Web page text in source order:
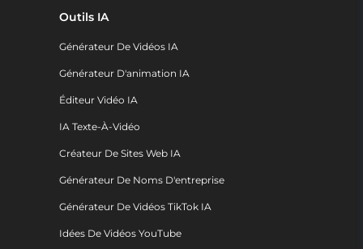
Outils IA
Générateur De Vidéos IA
Générateur D'animation IA
Éditeur Vidéo IA
IA Texte-À-Vidéo
Créateur De Sites Web IA
Générateur De Noms D'entreprise
Générateur De Vidéos TikTok IA
Idées De Vidéos YouTube